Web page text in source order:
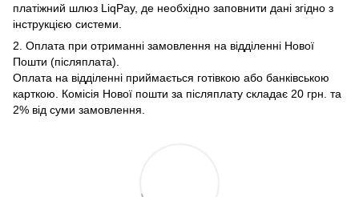
платіжний шлюз LiqPay, де необхідно заповнити дані згідно з
інструкцією системи.
2. Оплата при отриманні замовлення на відділенні Нової
Пошти (післяплата).
Оплата на відділенні приймається готівкою або банківською
карткою. Комісія Нової пошти за післяплату складає 20 грн. та
2% від суми замовлення.